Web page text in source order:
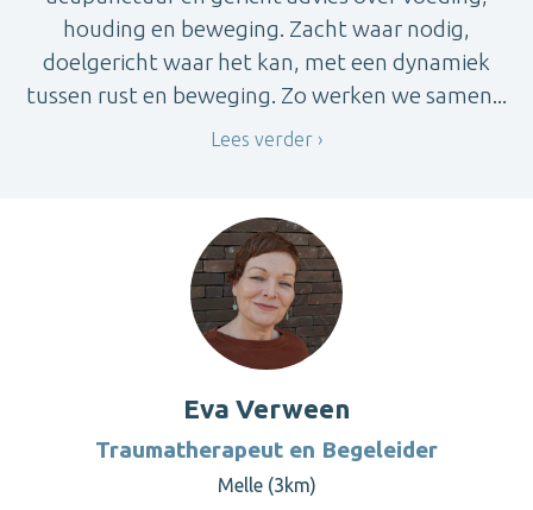
houding en beweging. Zacht waar nodig,
doelgericht waar het kan, met een dynamiek
tussen rust en beweging. Zo werken we samen...
Lees verder
Eva Verween
Traumatherapeut en Begeleider
Melle (3km)